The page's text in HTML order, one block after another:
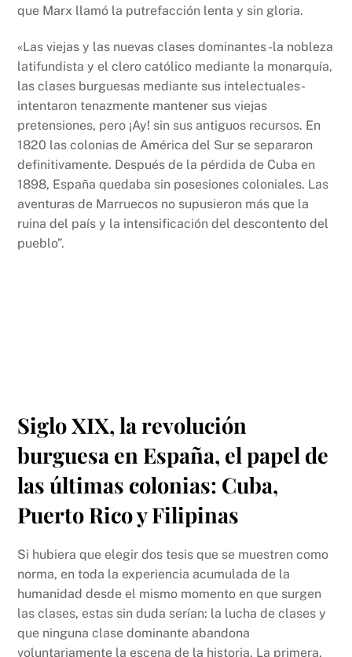
que Marx llamó la putrefacción lenta y sin gloria.
«Las viejas y las nuevas clases dominantes -la nobleza
latifundista y el clero católico mediante la monarquía,
las clases burguesas mediante sus intelectuales-
intentaron tenazmente mantener sus viejas
pretensiones, pero ¡Ay! sin sus antiguos recursos. En
1820 las colonias de América del Sur se separaron
definitivamente. Después de la pérdida de Cuba en
1898, España quedaba sin posesiones coloniales. Las
aventuras de Marruecos no supusieron más que la
ruina del país y la intensificación del descontento del
pueblo”.
Siglo XIX, la revolución
burguesa en España, el papel de
las últimas colonias: Cuba,
Puerto Rico y Filipinas
Si hubiera que elegir dos tesis que se muestren como
norma, en toda la experiencia acumulada de la
humanidad desde el mismo momento en que surgen
las clases, estas sin duda serían: la lucha de clases y
que ninguna clase dominante abandona
voluntariamente la escena de la historia. La primera,